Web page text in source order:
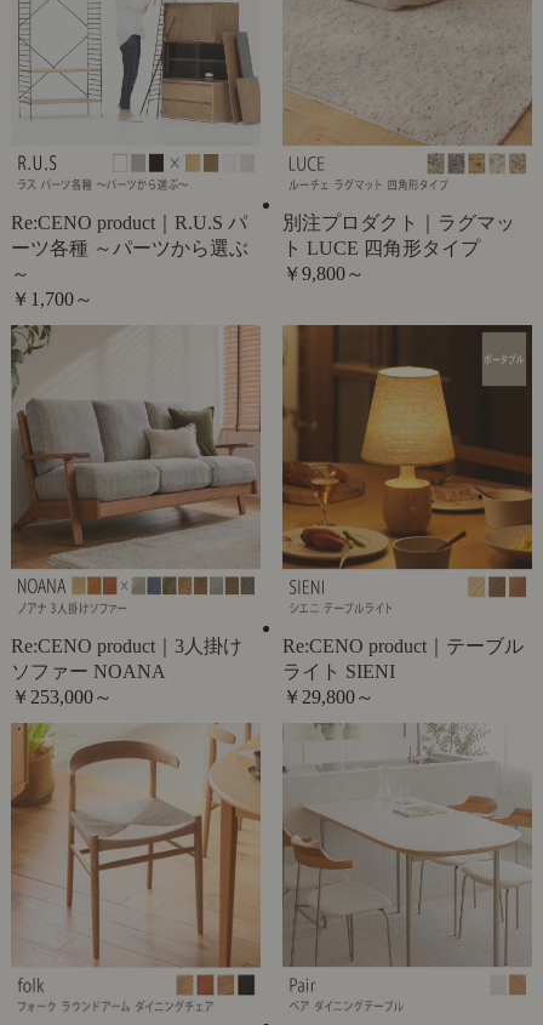
Re:CENO product｜R.U.S パ
ーツ各種 ～パーツから選ぶ
～
￥1,700～
別注プロダクト｜ラグマッ
ト LUCE 四角形タイプ
￥9,800～
Re:CENO product｜3人掛け
ソファー NOANA
￥253,000～
Re:CENO product｜テーブル
ライト SIENI
￥29,800～